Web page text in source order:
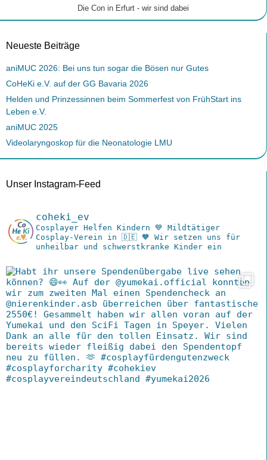
Die Con in Erfurt - wir sind dabei
Neueste Beiträge
aniMUC 2026: Bei uns tun sogar die Bösen nur Gutes
CoHeKi e.V. auf der GG Bavaria 2026
Helden und Prinzessinnen beim Sommerfest von FrühStart ins
Leben e.V.
aniMUC 2025
Videolaryngoskop für die Neonatologie LMU
Unser Instagram-Feed
coheki_ev
Cosplayer Helfen Kindern 💙 Mildtätiger
Cosplay-Verein in 🇩🇪 🧡 Wir setzen uns für
unheilbar und schwerstkranke Kinder ein